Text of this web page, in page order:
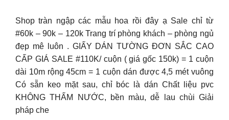
Shop tràn ngập các mẫu hoa rồi đây ạ Sale chỉ từ
#60k – 90k – 120k Trang trí phòng khách – phòng ngủ
đẹp mê luôn . GIẤY DÁN TƯỜNG ĐƠN SẮC CAO
CẤP GIÁ SALE #110K/ cuộn ( giá gốc 150k) = 1 cuộn
dài 10m rộng 45cm = 1 cuộn dán được 4,5 mét vuông
Có sẵn keo mặt sau, chỉ bóc là dán Chất liệu pvc
KHÔNG THẤM NƯỚC, bền màu, dễ lau chùi Giải
pháp che